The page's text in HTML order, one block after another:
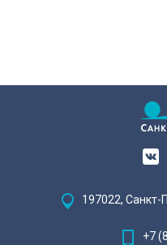
197022, Санкт-
+7